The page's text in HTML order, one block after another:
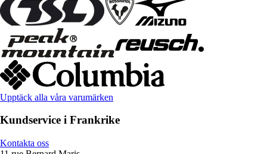
Upptäck alla våra varumärken
Kundservice i Frankrike
Kontakta oss